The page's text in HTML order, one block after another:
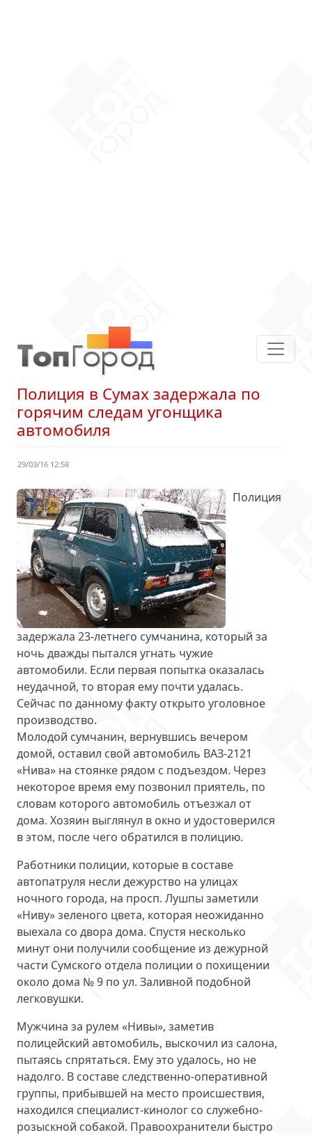
Полиция в Сумах задержала по
горячим следам угонщика
автомобиля
29/03/16 12:58
Полиция
задержала 23-летнего сумчанина, который за
ночь дважды пытался угнать чужие
автомобили. Если первая попытка оказалась
неудачной, то вторая ему почти удалась.
Сейчас по данному факту открыто уголовное
производство.
Молодой сумчанин, вернувшись вечером
домой, оставил свой автомобиль ВАЗ-2121
«Нива» на стоянке рядом с подъездом. Через
некоторое время ему позвонил приятель, по
словам которого автомобиль отъезжал от
дома. Хозяин выглянул в окно и удостоверился
в этом, после чего обратился в полицию.
Работники полиции, которые в составе
автопатруля несли дежурство на улицах
ночного города, на просп. Лушпы заметили
«Ниву» зеленого цвета, которая неожиданно
выехала со двора дома. Спустя несколько
минут они получили сообщение из дежурной
части Сумского отдела полиции о похищении
около дома № 9 по ул. Заливной подобной
легковушки.
Мужчина за рулем «Нивы», заметив
полицейский автомобиль, выскочил из салона,
пытаясь спрятаться. Ему это удалось, но не
надолго. В составе следственно-оперативной
группы, прибывшей на место происшествия,
находился специалист-кинолог со служебно-
розыскной собакой. Правоохранители быстро